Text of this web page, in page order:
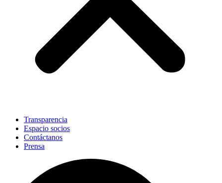
Transparencia
Espacio socios
Contáctanos
Prensa